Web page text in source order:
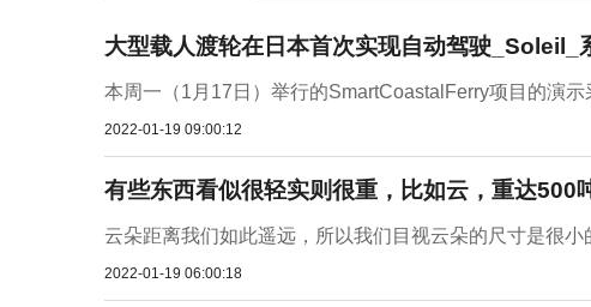
大型载人渡轮在日本首次实现自动驾驶_Soleil_
本周一（1月17日）举行的SmartCoastalFerry项目的演
2022-01-19 09:00:12
有些东西看似很轻实则很重，比如云，重达500
云朵距离我们如此遥远，所以我们目视云朵的尺寸是很
2022-01-19 06:00:18